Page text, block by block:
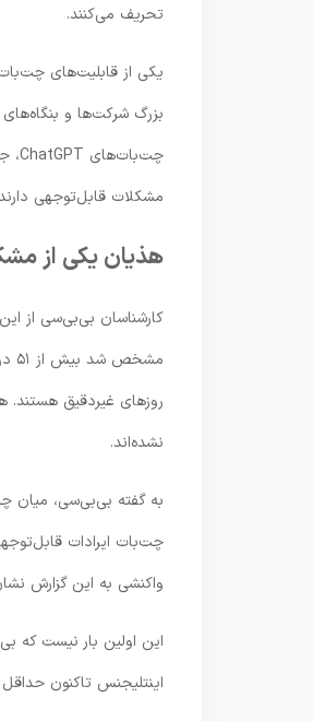
تحریف می‌کنند.
بزرگ شرکت‌ها و
مشکلات قابل‌توجهی
هذیان یکی از
نشده‌اند.
چت‌بات ایرادات
واکنشی به این گزارش
این اولین بار نیست
اینتلیجنس تاکنون حداقل ۲ بار تیتر و محتوای خبرهای بی‌بی‌سی را تحریف کرده که واکنش این رسانه را در پی داشته است.